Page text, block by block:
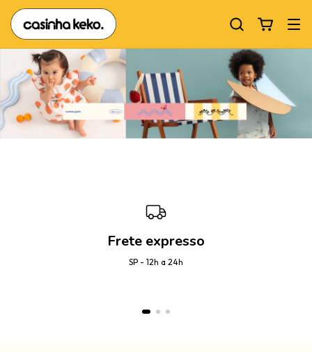
Frete expresso
SP - 12h a 24h